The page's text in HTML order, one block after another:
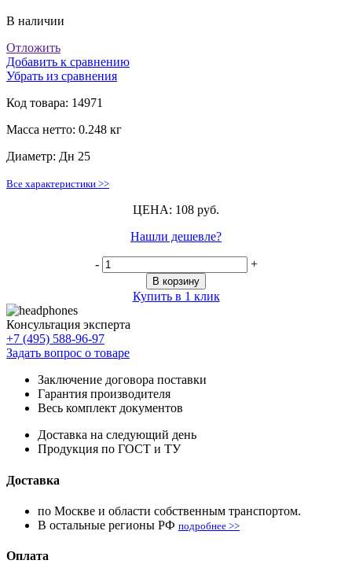
В наличии
Отложить
Добавить к сравнению
Убрать из сравнения
Код товара: 14971
Масса нетто: 0.248 кг
Диаметр: Дн 25
Все характеристики >>
ЦЕНА: 108 руб.
Нашли дешевле?
- +
В корзину
Купить в 1 клик
Консультация эксперта
+7 (495) 588-96-97
Задать вопрос о товаре
Заключение договора поставки
Гарантия производителя
Весь комплект документов
Доставка на следующий день
Продукция по ГОСТ и ТУ
Доставка
по Москве и области собственным транспортом.
В остальные регионы РФ подробнее >>
Оплата